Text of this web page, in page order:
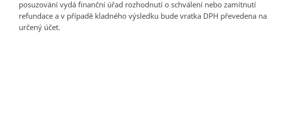
posuzování vydá finanční úřad rozhodnutí o schválení nebo zamítnutí
refundace a v případě kladného výsledku bude vratka DPH převedena na
určený účet.